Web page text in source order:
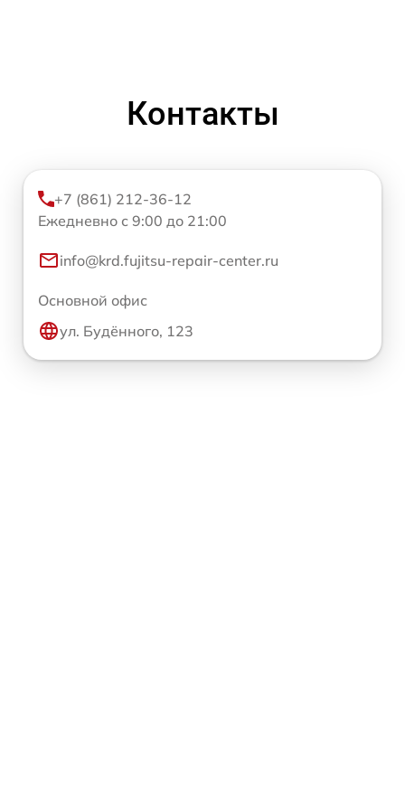
Контакты
+7 (861) 212-36-12
Ежедневно с 9:00 до 21:00
info@krd.fujitsu-repair-center.ru
Основной офис
ул. Будённого, 123